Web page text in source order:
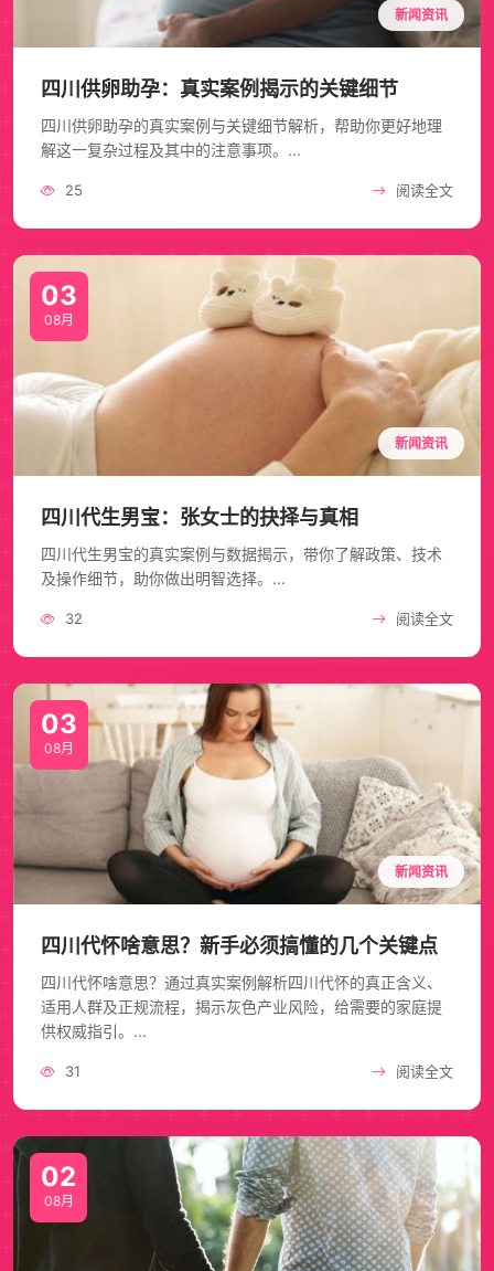
新闻资讯
四川供卵助孕：真实案例揭示的关键细节
四川供卵助孕的真实案例与关键细节解析，帮助你更好地理
解这一复杂过程及其中的注意事项。...
25 阅读全文
03
08月
新闻资讯
四川代生男宝：张女士的抉择与真相
四川代生男宝的真实案例与数据揭示，带你了解政策、技术
及操作细节，助你做出明智选择。...
32 阅读全文
03
08月
新闻资讯
四川代怀啥意思？新手必须搞懂的几个关键点
四川代怀啥意思？通过真实案例解析四川代怀的真正含义、
适用人群及正规流程，揭示灰色产业风险，给需要的家庭提
供权威指引。...
31 阅读全文
02
08月